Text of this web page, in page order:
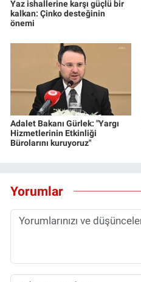
Yaz ishallerine karşı güçlü bir
kalkan: Çinko desteğinin
önemi
Adalet Bakanı Gürlek: "Yargı
Hizmetlerinin Etkinliği
Bürolarını kuruyoruz"
Yorumlar